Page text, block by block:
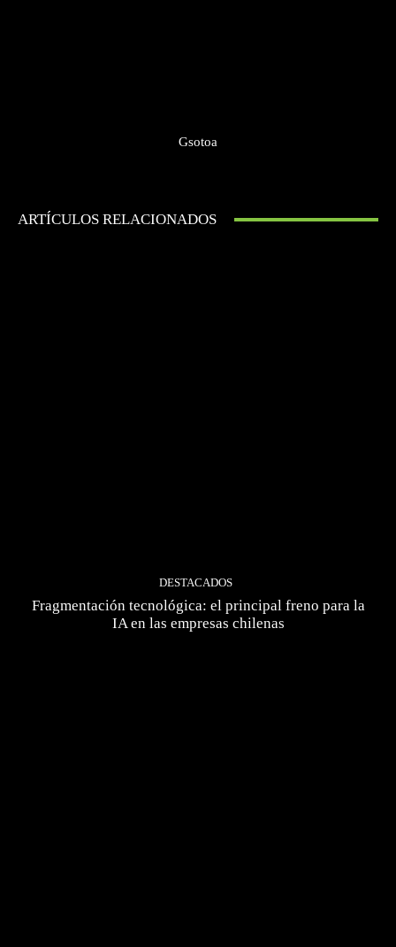
Gsotoa
ARTÍCULOS RELACIONADOS
DESTACADOS
Fragmentación tecnológica: el principal freno para la
IA en las empresas chilenas